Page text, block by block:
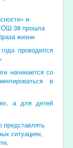
и
38 прошла
жизни
проводился
начинается со
в
а для детей
представлять
ситуациях,